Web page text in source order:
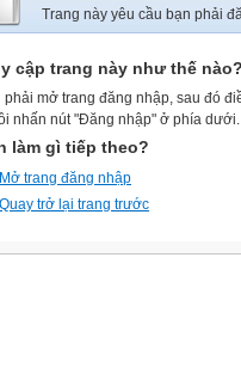
Trang này yêu cầu bạn phải
cập trang này như thế nào?
phải mở trang đăng nhập, sau đó
nhấn nút "Đăng nhập" ở phía dưới.
làm gì tiếp theo?
Mở trang đăng nhập
Quay trở lại trang trước